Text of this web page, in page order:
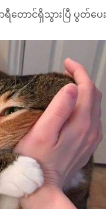
ယ်ဖော်ပြလိုက်ရပါ
ောင်ရှိသွားပြီ ပွတ်ပေ